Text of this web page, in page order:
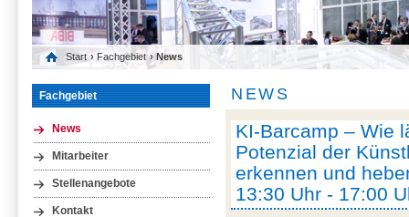
Start › Fachgebiet › News
Fachgebiet
News
Mitarbeiter
Stellenangebote
Kontakt
NEWS
KI-Barcamp – Wie
Potenzial der
erkennen und
13:30 Uhr - 17:00